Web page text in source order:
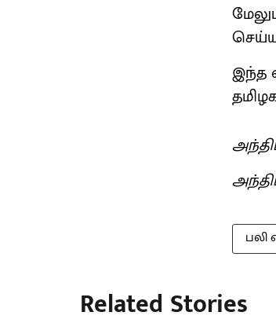
இந்த
Related Stories